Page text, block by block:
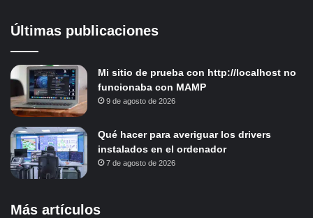
Últimas publicaciones
Mi sitio de prueba con http://localhost no
funcionaba con MAMP
9 de agosto de 2026
Qué hacer para averiguar los drivers
instalados en el ordenador
7 de agosto de 2026
Más artículos